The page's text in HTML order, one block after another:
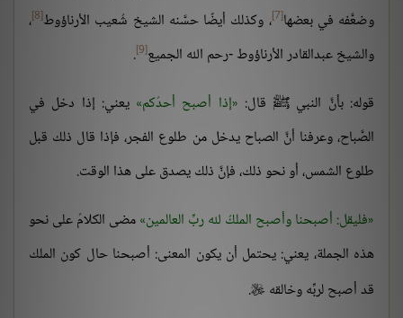
وضعَّفه في بعضها[7] ، وكذلك أيضًا حسَّنه الشيخ شُعيب الأرناؤوط[8] ،
والشيخ عبدالقادر الأرناؤوط -رحم الله الجميع[9]
.
قوله: بأنَّ النبي ﷺ قال: إذا أصبح أحدُكم يعني: إذا دخل في
الصَّباح، وعرفنا أنَّ الصباح يدخل من طلوع الفجر، فإذا قال ذلك قبل
طلوع الشمس، أو نحو ذلك، فإنَّ ذلك يصدق على هذا الوقت.
فليقل: أصبحنا وأصبح الملكُ لله ربِّ العالمين مضى الكلامُ على نحو
هذه الجملة، يعني: يحتمل أن يكون المعنى: أصبحنا حال كون الملك
قد أصبح لربِّه وخالقه 
.